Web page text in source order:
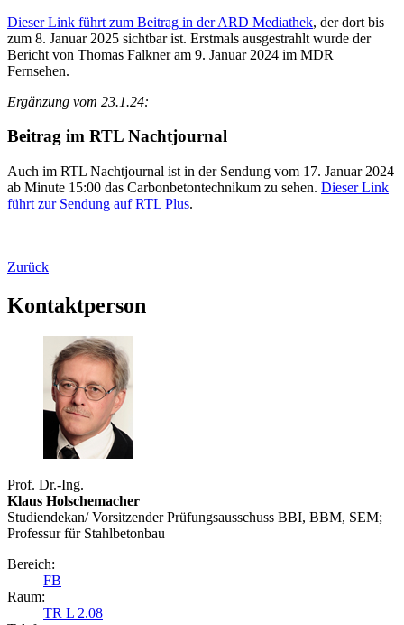
Dieser Link führt zum Beitrag in der ARD Mediathek, der dort bis
zum 8. Januar 2025 sichtbar ist. Erstmals ausgestrahlt wurde der
Bericht von Thomas Falkner am 9. Januar 2024 im MDR
Fernsehen.
Ergänzung vom 23.1.24:
Beitrag im RTL Nachtjournal
Auch im RTL Nachtjournal ist in der Sendung vom 17. Januar 2024
ab Minute 15:00 das Carbonbetontechnikum zu sehen. Dieser Link
führt zur Sendung auf RTL Plus.
Zurück
Kontaktperson
Prof. Dr.-Ing.
Klaus Holschemacher
Studiendekan/ Vorsitzender Prüfungsausschuss BBI, BBM, SEM;
Professur für Stahlbetonbau
Bereich:
FB
Raum:
TR L 2.08